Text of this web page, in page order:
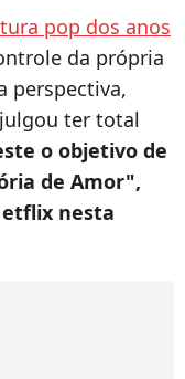
pop dos anos
da própria
perspectiva,
ter total
o objetivo de
de Amor",
nesta